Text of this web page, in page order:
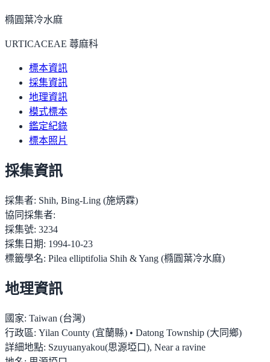
橢圓葉冷水麻
URTICACEAE 蕁麻科
標本資訊
採集資訊
地理資訊
模式標本
鑑定紀錄
標本照片
採集資訊
採集者: Shih, Bing-Ling (施炳霖)
協同採集者:
採集號: 3234
採集日期: 1994-10-23
標籤學名: Pilea elliptifolia Shih & Yang (橢圓葉冷水麻)
地理資訊
國家: Taiwan (台灣)
行政區: Yilan County (宜蘭縣) • Datong Township (大同鄉)
詳細地點: Szuyuanyakou(思源埡口), Near a ravine